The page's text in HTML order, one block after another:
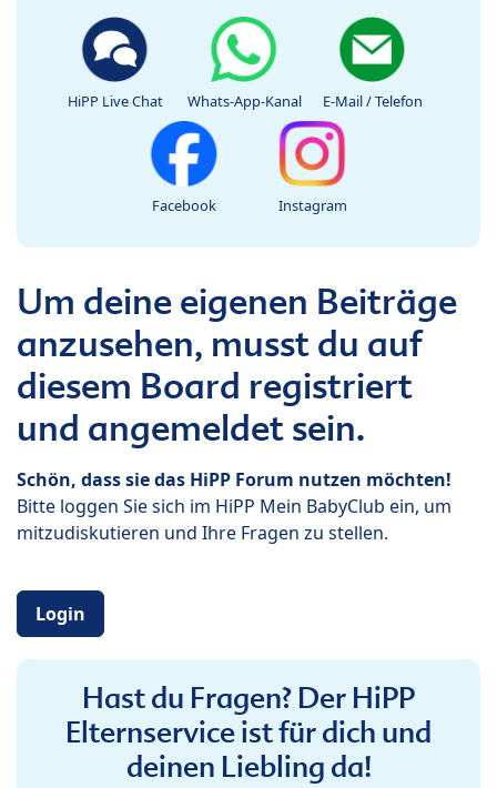
HiPP Live Chat Whats-App-Kanal E-Mail / Telefon
Facebook Instagram
Um deine eigenen Beiträge
anzusehen, musst du auf
diesem Board registriert
und angemeldet sein.
Schön, dass sie das HiPP Forum nutzen möchten!
Bitte loggen Sie sich im HiPP Mein BabyClub ein, um
mitzudiskutieren und Ihre Fragen zu stellen.
Login
Hast du Fragen? Der HiPP
Elternservice ist für dich und
deinen Liebling da!